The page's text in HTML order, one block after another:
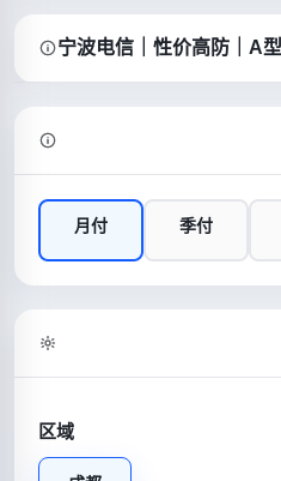
宁波电信｜性价高防｜A型
月付 季付
区域